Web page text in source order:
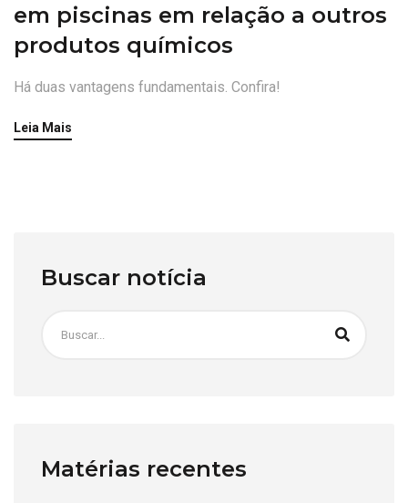
em piscinas em relação a outros
produtos químicos
Há duas vantagens fundamentais. Confira!
Leia Mais
Buscar notícia
Matérias recentes